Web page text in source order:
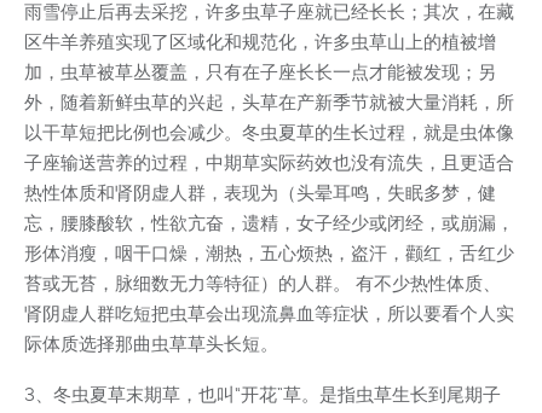
雨雪停止后再去采挖，许多虫草子座就已经长长；其次，在藏
区牛羊养殖实现了区域化和规范化，许多虫草山上的植被增
加，虫草被草丛覆盖，只有在子座长长一点才能被发现；另
外，随着新鲜虫草的兴起，头草在产新季节就被大量消耗，所
以干草短把比例也会减少。冬虫夏草的生长过程，就是虫体像
子座输送营养的过程，中期草实际药效也没有流失，且更适合
热性体质和肾阴虚人群，表现为（头晕耳鸣，失眠多梦，健
忘，腰膝酸软，性欲亢奋，遗精，女子经少或闭经，或崩漏，
形体消瘦，咽干口燥，潮热，五心烦热，盗汗，颧红，舌红少
苔或无苔，脉细数无力等特征）的人群。 有不少热性体质、
肾阴虚人群吃短把虫草会出现流鼻血等症状，所以要看个人实
际体质选择那曲虫草草头长短。
3、冬虫夏草末期草，也叫“开花”草。是指虫草生长到尾期子